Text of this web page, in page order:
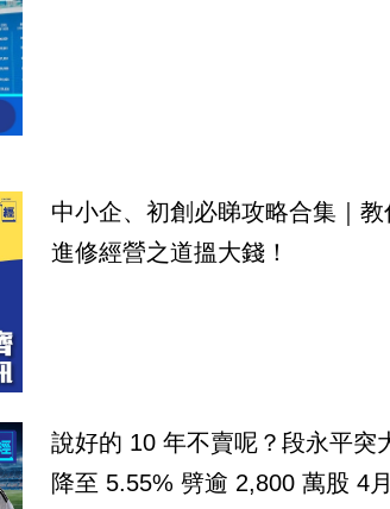
中小企、初創必睇攻略合集｜
進修經營之道搵大錢！
說好的 10 年不賣呢？段永平突
降至 5.55% 劈逾 2,800 萬股 4